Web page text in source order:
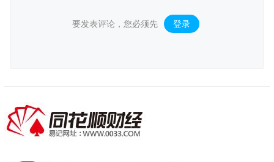
要发表评论，您必须先 登录 。